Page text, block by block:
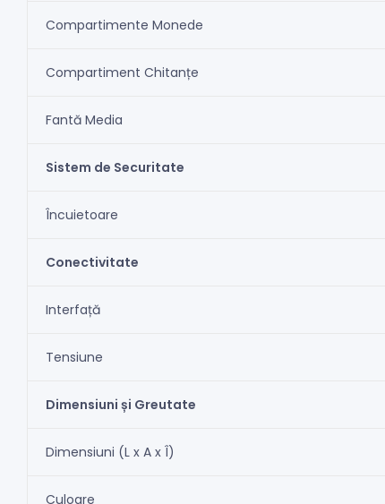
Compartimente Monede
Compartiment Chitanțe
Fantă Media
Sistem de Securitate
Încuietoare
Conectivitate
Interfață
Tensiune
Dimensiuni și Greutate
Dimensiuni (L x A x Î)
Culoare